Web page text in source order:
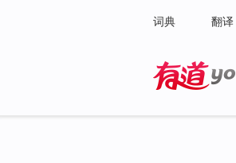
词典 翻译